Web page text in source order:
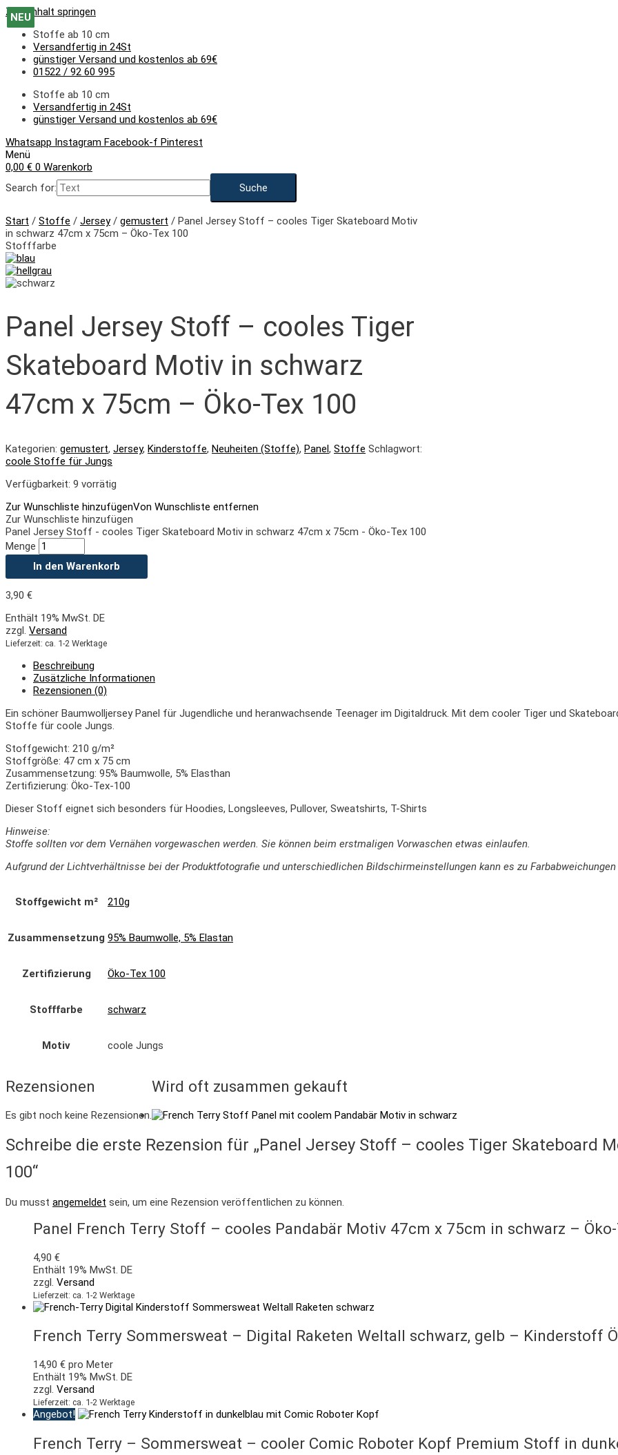
Zum Inhalt springen
Stoffe ab 10 cm
Versandfertig in 24St
günstiger Versand und kostenlos ab 69€
01522 / 92 60 995
Stoffe ab 10 cm
Versandfertig in 24St
günstiger Versand und kostenlos ab 69€
Whatsapp Instagram Facebook-f Pinterest
Menü
0,00 € 0 Warenkorb
Search for:
NEU
Start / Stoffe / Jersey/ gemustert / Panel Jersey Stoff – cooles Tiger Skateboard Motiv
in schwarz 47cm x 75cm – Öko-Tex 100
Stofffarbe
Panel Jersey Stoff – cooles Tiger
Skateboard Motiv in schwarz
47cm x 75cm – Öko-Tex 100
Kategorien: gemustert, Jersey, Kinderstoffe, Neuheiten (Stoffe), Panel, Stoffe Schlagwort:
coole Stoffe für Jungs
Verfügbarkeit: 9 vorrätig
Zur Wunschliste hinzufügenVon Wunschliste entfernen
Zur Wunschliste hinzufügen
Panel Jersey Stoff - cooles Tiger Skateboard Motiv in schwarz 47cm x 75cm - Öko-Tex 100
Menge
In den Warenkorb
3,90 €
Enthält 19% MwSt. DE
zzgl. Versand
Lieferzeit: ca. 1-2 Werktage
Beschreibung
Zusätzliche Informationen
Rezensionen (0)
Ein schöner Baumwolljersey Panel für Jugendliche und heranwachsende Teenager im Digitaldruck. Mit dem cooler Tiger und
Stoffe für coole Jungs.
Stoffgewicht: 210 g/m²
Stoffgröße: 47 cm x 75 cm
Zusammensetzung: 95% Baumwolle, 5% Elasthan
Zertifizierung: Öko-Tex-100
Dieser Stoff eignet sich besonders für Hoodies, Longsleeves, Pullover, Sweatshirts, T-Shirts
Hinweise:
Stoffe sollten vor dem Vernähen vorgewaschen werden. Sie können beim erstmaligen Vorwaschen etwas einlaufen.
Aufgrund der Lichtverhältnisse bei der Produktfotografie und unterschiedlichen Bildschirmeinstellungen kann es zu Farbabweichungen
Stoffgewicht m² 210g
Zusammensetzung 95% Baumwolle, 5% Elastan
Zertifizierung Öko-Tex 100
Stofffarbe schwarz
Motiv coole Jungs
Rezensionen
Es gibt noch keine Rezensionen.
Schreibe die erste Rezension für „Panel Jersey Stoff – cooles Tiger Skateboard
100“
Du musst angemeldet sein, um eine Rezension veröffentlichen zu können.
Wird oft zusammen gekauft
NEU
Panel French Terry Stoff – cooles Pandabär Motiv 47cm x 75cm in schwarz –
4,90 €
Enthält 19% MwSt. DE
zzgl. Versand
Lieferzeit: ca. 1-2 Werktage
NEU
French Terry Sommersweat – Digital Raketen Weltall schwarz, gelb – Kinderstoff
14,90 € pro Meter
Enthält 19% MwSt. DE
zzgl. Versand
Lieferzeit: ca. 1-2 Werktage
Angebot!
French Terry – Sommersweat – cooler Comic Roboter Kopf Premium Stoff in
NEU
NEU
NEU
NEU
NEU
NEU
NEU
NEU